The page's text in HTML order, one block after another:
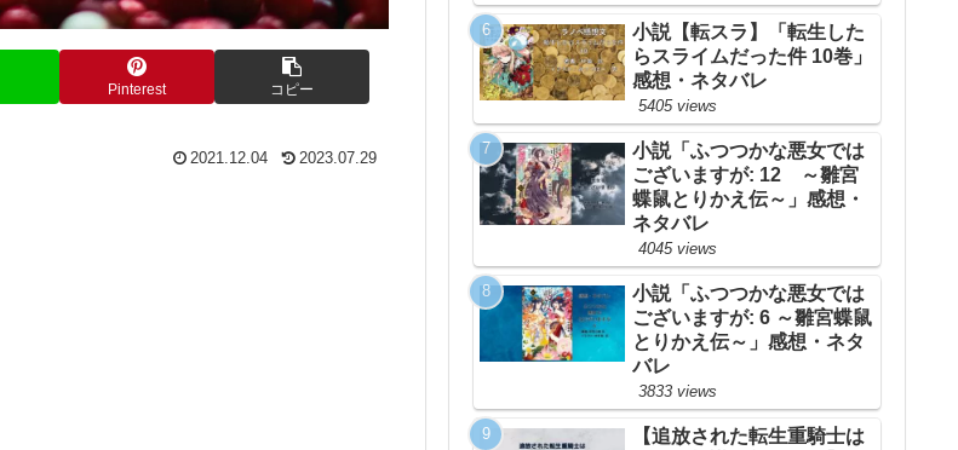
Pinterest コピー
2021.12.04 2023.07.29
小説【転スラ】「転生した
らスライムだった件 10巻」
感想・ネタバレ
5405 views
小説「ふつつかな悪女では
ございますが: 12 ～雛宮
蝶鼠とりかえ伝～」感想・
ネタバレ
4045 views
小説「ふつつかな悪女では
ございますが: 6 ～雛宮蝶鼠
とりかえ伝～」感想・ネタ
バレ
3833 views
【追放された転生重騎士は